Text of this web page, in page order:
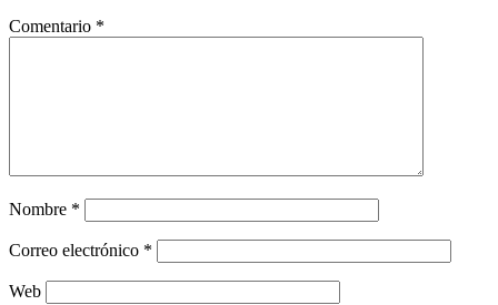
Comentario *
Nombre *
Correo electrónico *
Web